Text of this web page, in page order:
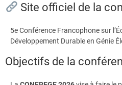
Site officiel de la
5e Conférence Francophone sur
Développement Durable en Génie
Objectifs de la